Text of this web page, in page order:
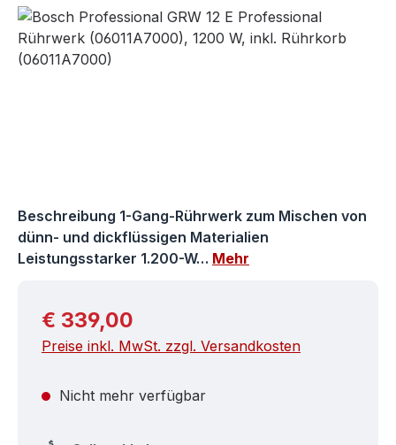
Bildergalerie überspringen
Beschreibung 1-Gang-Rührwerk zum Mischen von
dünn- und dickflüssigen Materialien
Leistungsstarker 1.200-W… Mehr
Regulärer Preis:
€ 339,00
Preise inkl. MwSt. zzgl. Versandkosten
Nicht mehr verfügbar